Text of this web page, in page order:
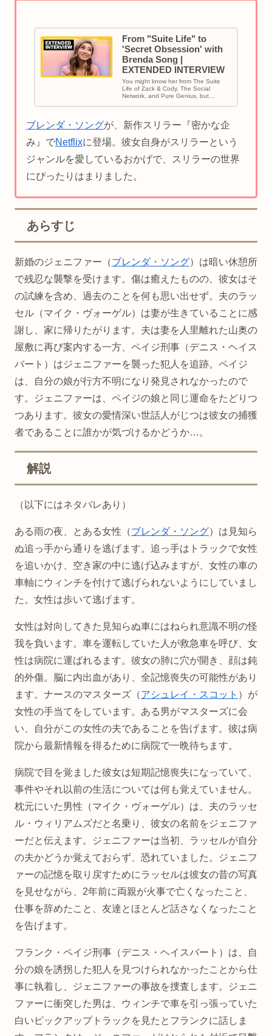
From "Suite Life" to
'Secret Obsession' with
Brenda Song |
EXTENDED INTERVIEW
You might know her from The Suite
Life of Zack & Cody, The Social
Network, and Pure Genius, but
ブレンダ・ソングが、新作スリラー『密かな企
み』でNetflixに登場。彼女自身がスリラーという
ジャンルを愛しているおかげで、スリラーの世界
にぴったりはまりました。
あらすじ
新婚のジェニファー（ブレンダ・ソング）は暗い休憩所
で残忍な襲撃を受けます。傷は癒えたものの、彼女はそ
の試練を含め、過去のことを何も思い出せず。夫のラッ
セル（マイク・ヴォーゲル）は妻が生きていることに感
謝し、家に帰りたがります。夫は妻を人里離れた山奥の
屋敷に再び案内する一方、ペイジ刑事（デニス・ヘイス
バート）はジェニファーを襲った犯人を追跡。ペイジ
は、自分の娘が行方不明になり発見されなかったので
す。ジェニファーは、ペイジの娘と同じ運命をたどりつ
つあります。彼女の愛情深い世話人がじつは彼女の捕獲
者であることに誰かが気づけるかどうか…。
解説
（以下にはネタバレあり）
ある雨の夜、とある女性（ブレンダ・ソング）は見知ら
ぬ追っ手から通りを逃げます。追っ手はトラックで女性
を追いかけ、空き家の中に逃げ込みますが、女性の車の
車軸にウィンチを付けて逃げられないようにしていまし
た。女性は歩いて逃げます。
女性は対向してきた見知らぬ車にはねられ意識不明の怪
我を負います。車を運転していた人が救急車を呼び、女
性は病院に運ばれるます。彼女の肺に穴が開き、顔は鈍
的外傷。脳に内出血があり、全記憶喪失の可能性があり
ます。ナースのマスターズ（アシュレイ・スコット ）が
女性の手当てをしています。ある男がマスターズに会
い、自分がこの女性の夫であることを告げます。彼は病
院から最新情報を得るために病院で一晩待ちます。
病院で目を覚ました彼女は短期記憶喪失になっていて、
事件やそれ以前の生活については何も覚えていません。
枕元にいた男性（マイク・ヴォーゲル）は、夫のラッセ
ル・ウィリアムズだと名乗り、彼女の名前をジェニファ
ーだと伝えます。ジェニファーは当初、ラッセルが自分
の夫かどうか覚えておらず、恐れていました。ジェニフ
ァーの記憶を取り戻すためにラッセルは彼女の昔の写真
を見せながら、2年前に両親が火事で亡くなったこと、
仕事を辞めたこと、友達とほとんど話さなくなったこと
を告げます。
フランク・ペイジ刑事（デニス・ヘイスバート）は、自
分の娘を誘拐した犯人を見つけられなかったことから仕
事に執着し、ジェニファーの事故を捜査します。ジェニ
ファーに衝突した男は、ウィンチで車を引っ張っていた
白いピックアップトラックを見たとフランクに話しま